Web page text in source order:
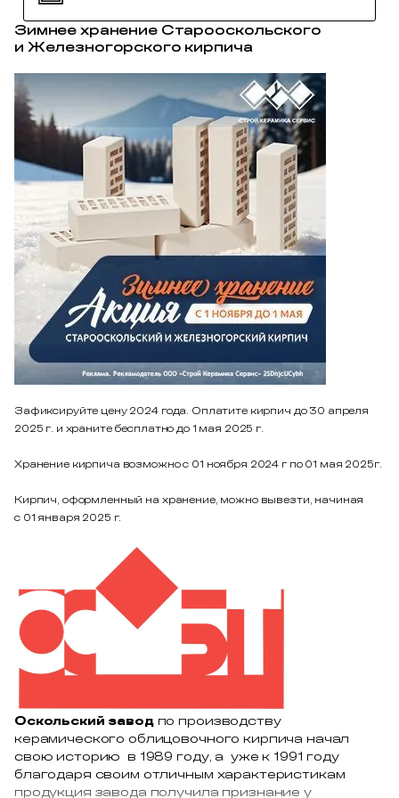
Зимнее хранение Старооскольского
и Железногорского кирпича
Зафиксируйте цену 2024 года. Оплатите кирпич до 30 апреля
2025 г. и храните бесплатно до 1 мая 2025 г.
Хранение кирпича возможно с 01 ноября 2024 г по 01 мая 2025г.
Кирпич, оформленный на хранение, можно вывезти, начиная
с 01 января 2025 г.
Оскольский заводпо производству
керамического облицовочного кирпича начал
свою историю в 1989 году, а уже к 1991 году
благодаря своим отличным характеристикам
продукция завода получила признание у